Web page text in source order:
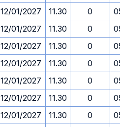
12/01/2027 11.30 0
12/01/2027 11.30 0
12/01/2027 11.30 0
12/01/2027 11.30 0
12/01/2027 11.30 0
12/01/2027 11.30 0
12/01/2027 11.30 0